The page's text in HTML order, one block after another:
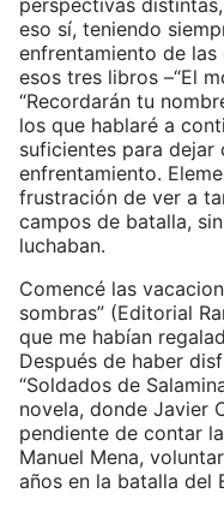
perspectivas
eso sí, teniendo
enfrentamiento de las
esos tres libros –“El
“Recordarán tu
los que hablaré a
suficientes para dejar
enfrentamiento.
frustración de ver a
campos de batalla,
luchaban.
Comencé las
sombras” (Editorial
que me habían
Después de haber
“Soldados de
novela, donde Javier
pendiente de contar
Manuel Mena,
años en la batalla del